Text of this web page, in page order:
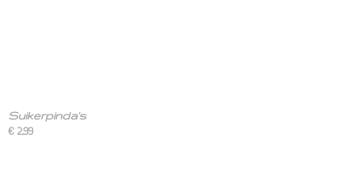
Suikerpinda's
€ 2,99